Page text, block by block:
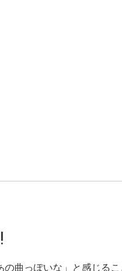
曲っぽいな」と感じる